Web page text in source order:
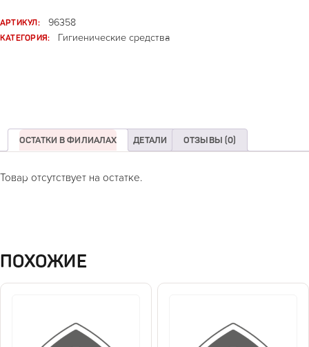
АРТИКУЛ:
96358
КАТЕГОРИЯ:
Гигиенические средства
ОСТАТКИ В ФИЛИАЛАХ ДЕТАЛИ ОТЗЫВЫ (0)
Товар отсутствует на остатке.
ПОХОЖИЕ